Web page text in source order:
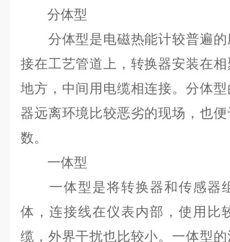
分体型
分体型是电磁热能计较普遍的
接在工艺管道上，转换器安装在
地方，中间用电缆相连接。分体
器远离环境比较恶劣的现场，也
数。
一体型
一体型是将转换器和传感器
体，连接线在仪表内部，使用比
缆，外界干扰也比较小。一体型